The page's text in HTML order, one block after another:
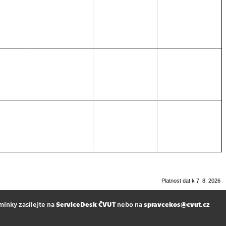
Platnost dat k 7. 8. 2026
zasílejte naServiceDesk ČVUTnebo naspravcekos@cvut.cz